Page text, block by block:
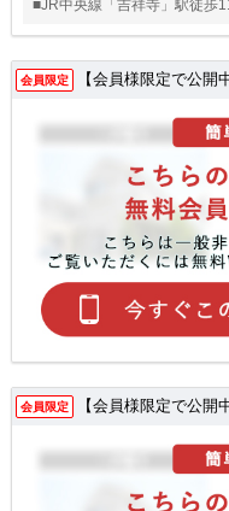
■JR中央線「吉祥寺」駅徒歩
会員限定 【会員様限定で公開
会員限定 【会員様限定で公開